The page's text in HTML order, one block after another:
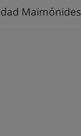
Maimónides